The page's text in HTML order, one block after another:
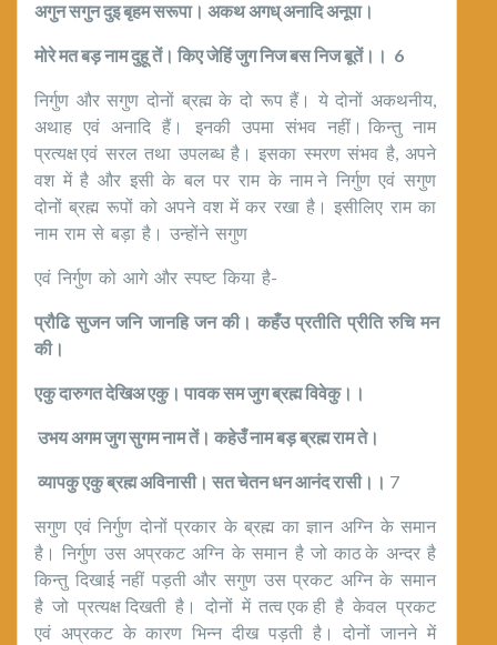
अगुन सगुन दुइ बृहम सरूपा। अकथ अगध् अनादि अनूपा।
मोरे मत बड़ नाम दुहू तें। किए जेहिं जुग निज बस निज बूतें।। 6
निर्गुण और सगुण दोनों ब्रह्म के दो रूप हैं। ये दोनों अकथनीय,
अथाह एवं अनादि हैं। इनकी उपमा संभव नहीं। किन्तु नाम
प्रत्यक्ष एवं सरल तथा उपलब्ध है। इसका स्मरण संभव है, अपने
वश में है और इसी के बल पर राम के नाम ने निर्गुण एवं सगुण
दोनों ब्रह्म रूपों को अपने वश में कर रखा है। इसीलिए राम का
नाम राम से बड़ा है। उन्होंने सगुण
एवं निर्गुण को आगे और स्पष्ट किया है-
प्रौढि सुजन जनि जानहि जन की। कहँउ प्रतीति प्रीति रुचि मन
की।
एकु दारुगत देखिअ एकु। पावक सम जुग ब्रह्म विवेकु।।
उभय अगम जुग सुगम नाम तें। कहेउँ नाम बड़ ब्रह्म राम ते।
व्यापकु एकु ब्रह्म अविनासी। सत चेतन धन आनंद रासी।। 7
सगुण एवं निर्गुण दोनों प्रकार के ब्रह्म का ज्ञान अग्नि के समान
है। निर्गुण उस अप्रकट अग्नि के समान है जो काठ के अन्दर है
किन्तु दिखाई नहीं पड़ती और सगुण उस प्रकट अग्नि के समान
है जो प्रत्यक्ष दिखती है। दोनों में तत्व एक ही है केवल प्रकट
एवं अप्रकट के कारण भिन्न दीख पड़ती है। दोनों जानने में